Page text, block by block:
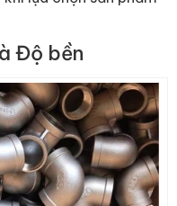
Độ bền